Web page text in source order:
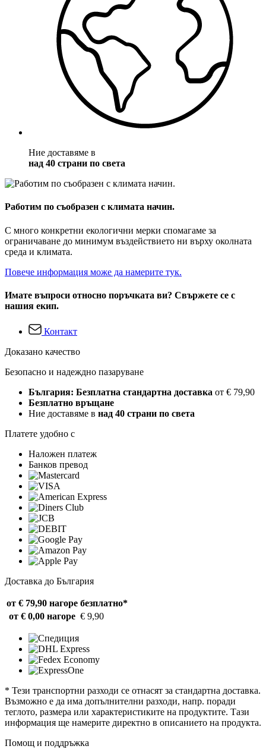
Ние доставяме в
над 40 страни по света
Работим по съобразен с климата начин.
С много конкретни екологични мерки спомагаме за
ограничаване до минимум въздействието ни върху околната
среда и климата.
Повече информация може да намерите тук.
Имате въпроси относно поръчката ви? Свържете се с
нашия екип.
Контакт
Доказано качество
Безопасно и надеждно пазаруване
България: Безплатна стандартна доставка от € 79,90
Безплатно връщане
Ние доставяме в над 40 страни по света
Платете удобно с
Наложен платеж
Банков превод
Доставка до България
от € 79,90 нагоре безплатно*
от € 0,00 нагоре € 9,90
* Тези транспортни разходи се отнасят за стандартна доставка.
Възможно е да има допълнителни разходи, напр. поради
теглото, размера или характеристиките на продуктите. Тази
информация ще намерите директно в описанието на продукта.
Помощ и поддръжка